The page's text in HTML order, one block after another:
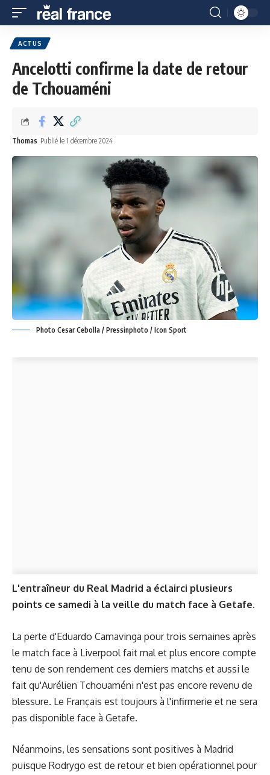
ACTUS
Ancelotti confirme la date de retour
de Tchouaméni
Thomas Publié le 1 décembre 2024
Photo Cesar Cebolla / Pressinphoto / Icon Sport
L'entraîneur du Real Madrid a éclairci plusieurs
points ce samedi à la veille du match face à Getafe.
La perte d'Eduardo Camavinga pour trois semaines après
le match face à Liverpool fait mal et plus encore compte
tenu de son rendement ces derniers matchs et aussi le
fait qu'Aurélien Tchouaméni n'est pas encore revenu de
blessure. Le Français est toujours à l'infirmerie et ne sera
pas disponible face à Getafe.
Néanmoins, les sensations sont positives à Madrid
puisque Rodrygo est de retour et bien opérationnel pour